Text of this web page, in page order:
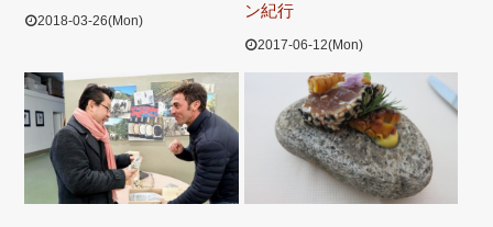
2018-03-26(Mon)
ン紀行
2017-06-12(Mon)